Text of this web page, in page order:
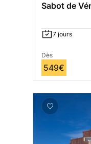
Sabot de
7 jours
Dès
549€